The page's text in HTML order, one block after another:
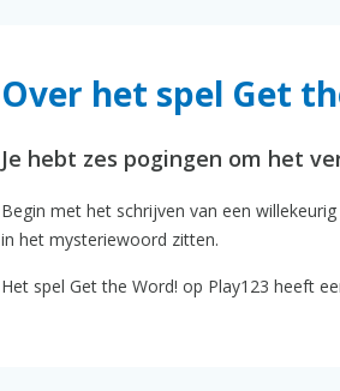
Over het spel Get
Je hebt zes pogingen om het
Begin met het schrijven van een
in het mysteriewoord zitten.
Het spel Get the Word! op Play123 heeft